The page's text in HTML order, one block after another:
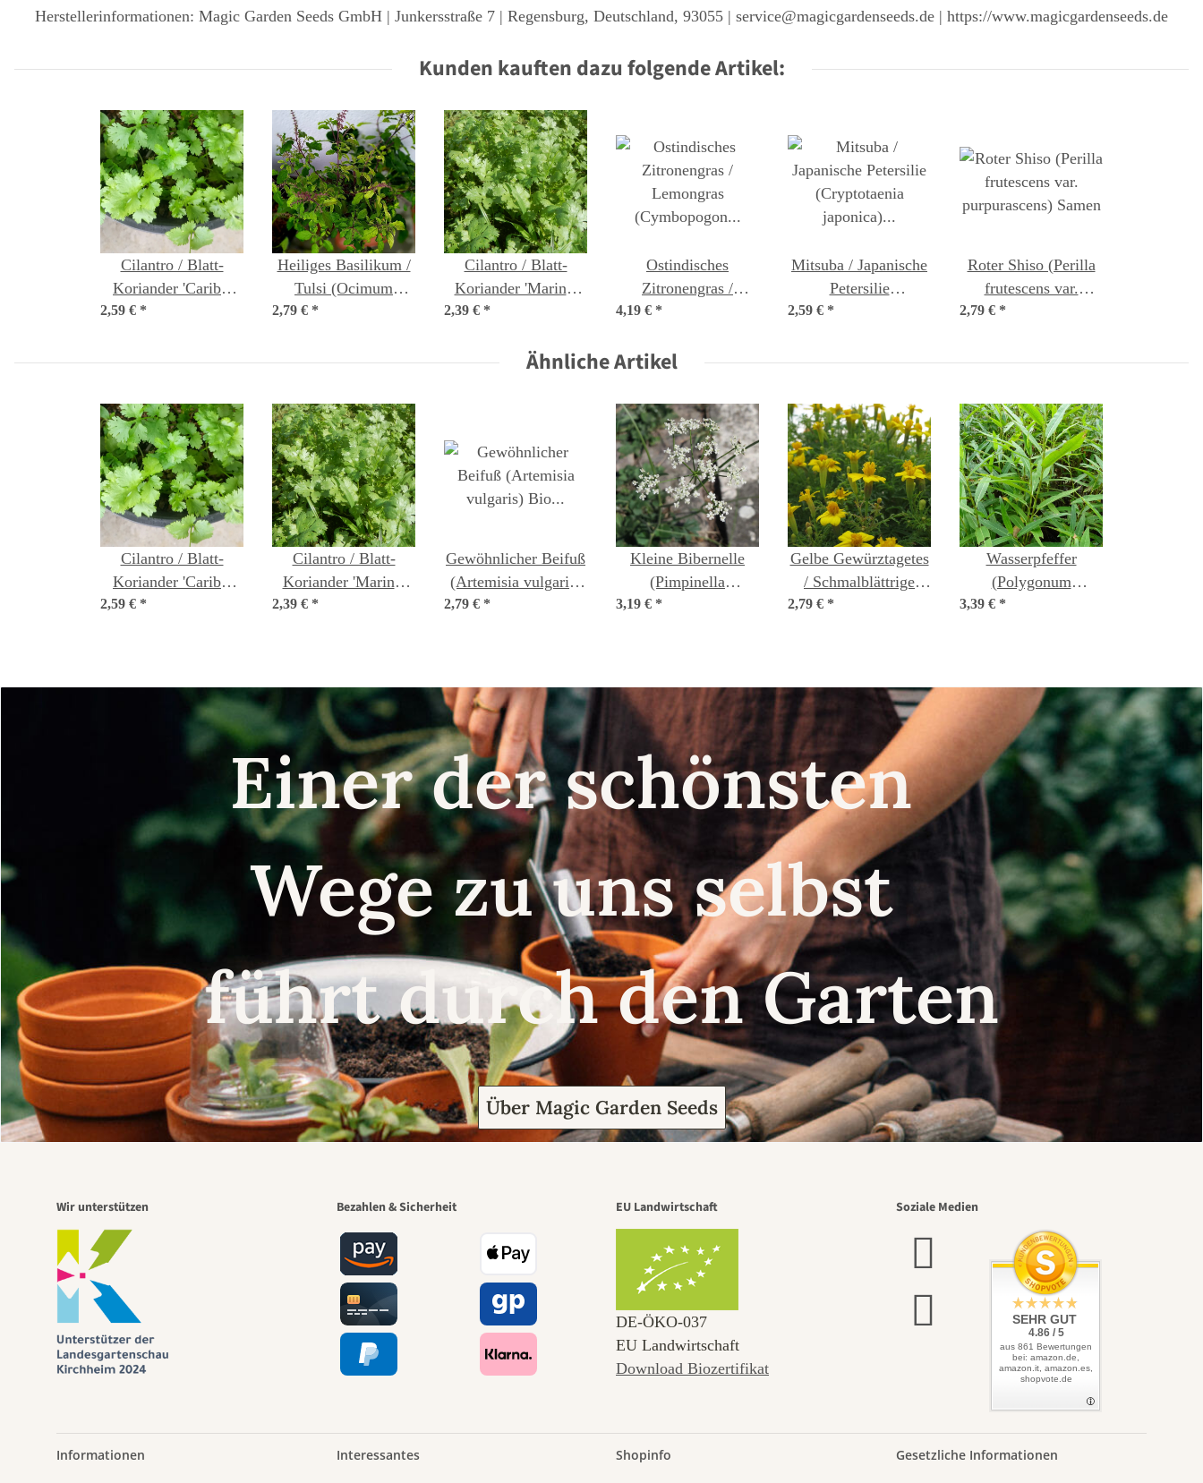
Herstellerinformationen: Magic Garden Seeds GmbH | Junkersstraße 7 | Regensburg, Deutschland, 93055 | service@magicgardenseeds.de | https://www.magicgardenseeds.de
Kunden kauften dazu folgende Artikel:
Cilantro / Blatt-
Koriander 'Caribe'
(Coriandrum
2,59 € *
Heiliges Basilikum /
Tulsi (Ocimum
tenuiflorum syn.
2,79 € *
Cilantro / Blatt-
Koriander 'Marino'
(Coriandrum
2,39 € *
Ostindisches
Zitronengras /
Lemongras
flexuosus) Samen
4,19 € *
Mitsuba / Japanische
Petersilie
(Cryptotaenia
2,59 € *
Roter Shiso (Perilla
frutescens var.
purpurascens) Samen
2,79 € *
Ähnliche Artikel
Cilantro / Blatt-
Koriander 'Caribe'
(Coriandrum
2,59 € *
Cilantro / Blatt-
Koriander 'Marino'
(Coriandrum
2,39 € *
Gewöhnlicher Beifuß
(Artemisia vulgaris)
Bio Saatgut
2,79 € *
Kleine Bibernelle
(Pimpinella
saxifraga) Bio
3,19 € *
Gelbe Gewürztagetes
/ Schmalblättrige
Studentenblume
2,79 € *
Wasserpfeffer
(Polygonum
hydropiper) Samen
3,39 € *
Einer der schönsten
Wege zu uns selbst
führt durch den Garten
Über Magic Garden Seeds
Wir unterstützen Bezahlen & Sicherheit EU Landwirtschaft
DE‑ÖKO‑037
EU Landwirtschaft
Download Biozertifikat
Soziale Medien
SEHR GUT
4.86 / 5
aus 861 Bewertungen
bei: amazon.de,
amazon.it, amazon.es,
shopvote.de
Informationen Interessantes Shopinfo Gesetzliche Informationen